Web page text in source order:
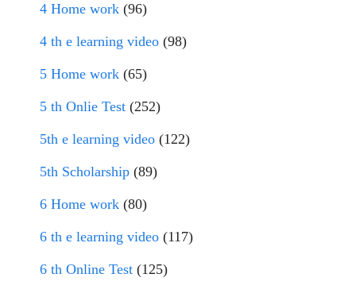
4 Home work (96)
4 th e learning video (98)
5 Home work (65)
5 th Onlie Test (252)
5th e learning video (122)
5th Scholarship (89)
6 Home work (80)
6 th e learning video (117)
6 th Online Test (125)